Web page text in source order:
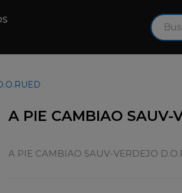
A PIE CAMBIAO SAUV-
A PIE CAMBIAO SAUV-VERDEJO